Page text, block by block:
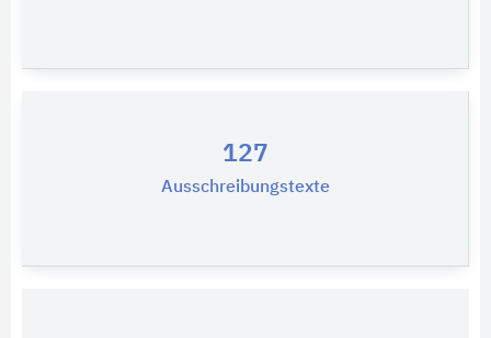
127
Ausschreibungstexte